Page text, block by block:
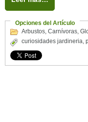
Opciones del Artículo
Arbustos, Carnívoras,
curiosidades jardineria,